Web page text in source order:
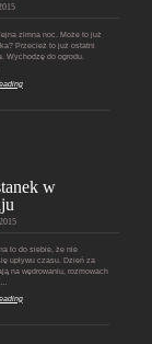
zimna noc. Może to już
Przecież to już ostatni
Wychodzę do ogrodu.
w
to do siebie, że nie
upływu czasu. Dzień za
na wędrowaniu, rozmowach
…